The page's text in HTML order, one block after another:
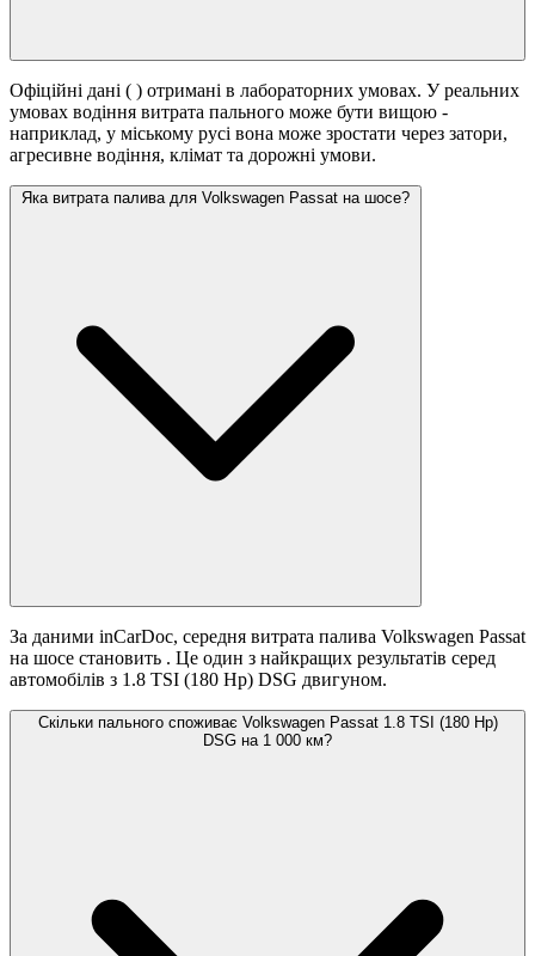
Офіційні дані ( ) отримані в лабораторних умовах. У реальних
умовах водіння витрата пального може бути вищою -
наприклад, у міському русі вона може зростати через затори,
агресивне водіння, клімат та дорожні умови.
Яка витрата палива для Volkswagen Passat на шосе?
За даними inCarDoc, середня витрата палива Volkswagen Passat
на шосе становить . Це один з найкращих результатів серед
автомобілів з 1.8 TSI (180 Hp) DSG двигуном.
Скільки пального споживає Volkswagen Passat 1.8 TSI (180 Hp)
DSG на 1 000 км?